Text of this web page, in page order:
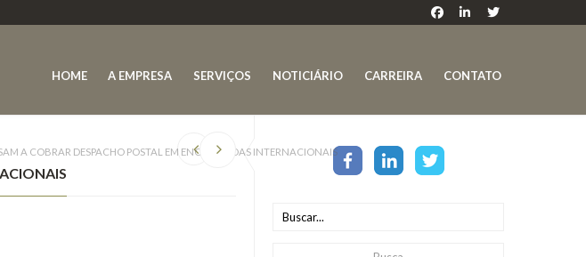
HOME A EMPRESA SERVIÇOS NOTICIÁRIO CARREIRA CONTATO
A COBRAR DESPACHO POSTAL EM ENCOMENDAS INTERNACIONAIS